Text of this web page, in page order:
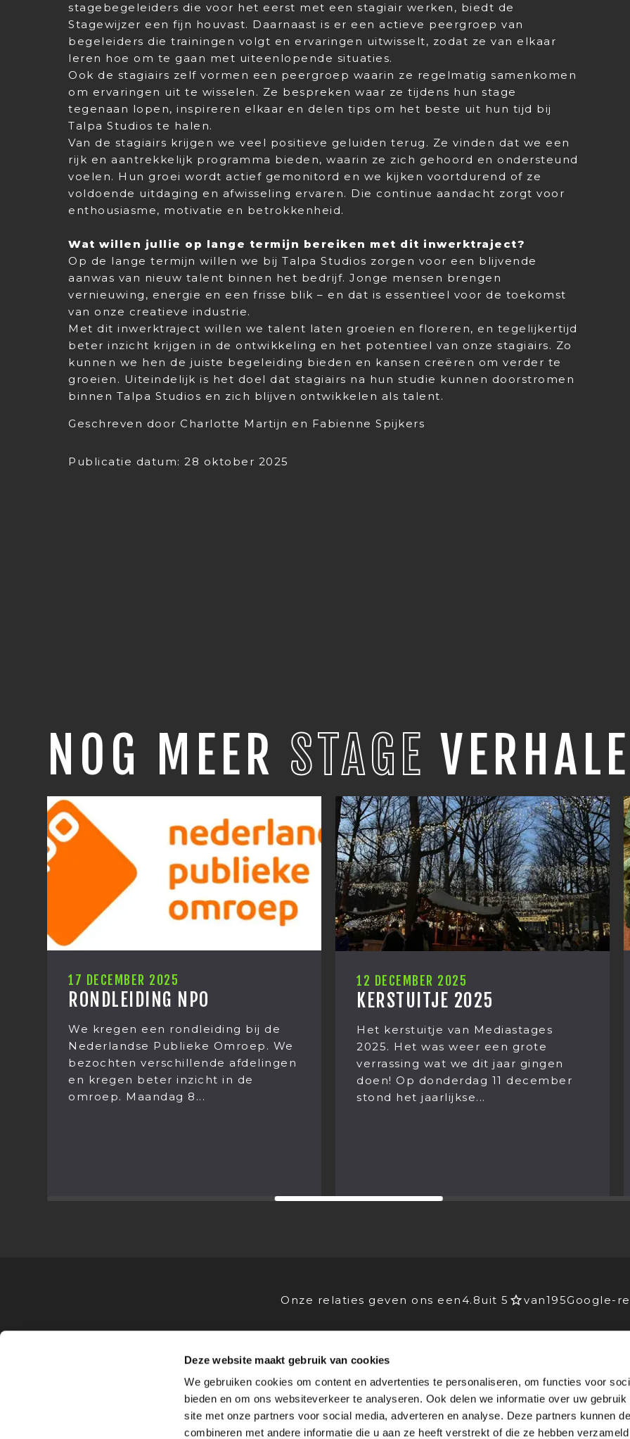
Deze website maakt gebruik van cookies
We gebruiken cookies om content en advertenties te personaliseren, om functies voor
bieden en om ons websiteverkeer te analyseren. Ook delen we informatie over uw gebruik
site met onze partners voor social media, adverteren en analyse. Deze partners kunnen
combineren met andere informatie die u aan ze heeft verstrekt of die ze hebben
stagebegeleiders die voor het eerst met een stagiair werken, biedt de
Stagewijzer een fijn houvast. Daarnaast is er een actieve peergroep van
begeleiders die trainingen volgt en ervaringen uitwisselt, zodat ze van elkaar
leren hoe om te gaan met uiteenlopende situaties.
Ook de stagiairs zelf vormen een peergroep waarin ze regelmatig samenkomen
om ervaringen uit te wisselen. Ze bespreken waar ze tijdens hun stage
tegenaan lopen, inspireren elkaar en delen tips om het beste uit hun tijd bij
Talpa Studios te halen.
Van de stagiairs krijgen we veel positieve geluiden terug. Ze vinden dat we een
rijk en aantrekkelijk programma bieden, waarin ze zich gehoord en ondersteund
voelen. Hun groei wordt actief gemonitord en we kijken voortdurend of ze
voldoende uitdaging en afwisseling ervaren. Die continue aandacht zorgt voor
enthousiasme, motivatie en betrokkenheid.
Wat willen jullie op lange termijn bereiken met dit inwerktraject?
Op de lange termijn willen we bij Talpa Studios zorgen voor een blijvende
aanwas van nieuw talent binnen het bedrijf. Jonge mensen brengen
vernieuwing, energie en een frisse blik – en dat is essentieel voor de toekomst
van onze creatieve industrie.
Met dit inwerktraject willen we talent laten groeien en floreren, en tegelijkertijd
beter inzicht krijgen in de ontwikkeling en het potentieel van onze stagiairs. Zo
kunnen we hen de juiste begeleiding bieden en kansen creëren om verder te
groeien. Uiteindelijk is het doel dat stagiairs na hun studie kunnen doorstromen
binnen Talpa Studios en zich blijven ontwikkelen als talent.
Geschreven door Charlotte Martijn en Fabienne Spijkers
Publicatie datum: 28 oktober 2025
NOG MEER STAGE
12 DECEMBER 2025
KERSTUITJE 2025
Het kerstuitje van Mediastages
2025. Het was weer een grote
verrassing wat we dit jaar gingen
doen! Op donderdag 11 december
stond het jaarlijkse...
10 DECEMBER 2025
HOE WAS JOUW LUNCH?
Zomaar een lunchgesprek bij
Mediastages. Wat begon met het
eten van Kaki fruit eindigt in een
gesprek over ‘leven na de dood’.
Hoe dan? Franciska...
Onze relaties geven ons een 4.8uit 5 van195Google-
VOOR OPLEIDERS
Advies
Stagevoorlichting
Samenwerking
Advies
Stagebedrijven
Agenda